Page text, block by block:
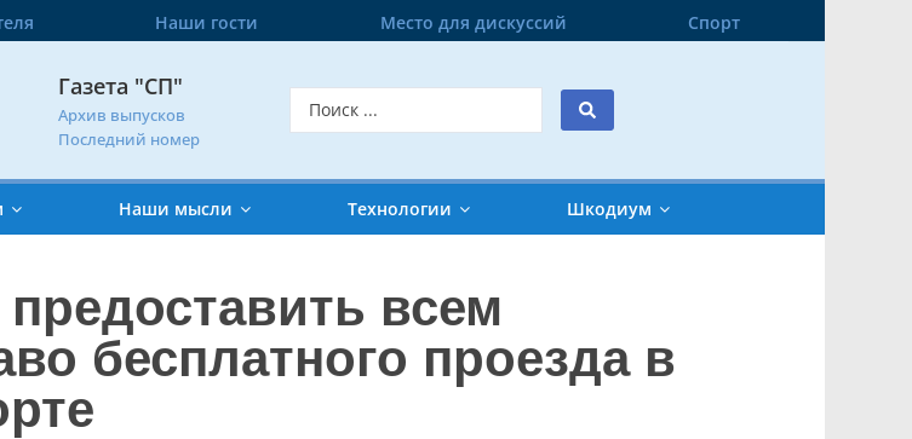
Наши гости Место для дискуссий Спорт
Газета "СП"
Архив выпусков
Последний номер
Наши мысли Технологии Шкодиум
всем
бесплатного проезда в